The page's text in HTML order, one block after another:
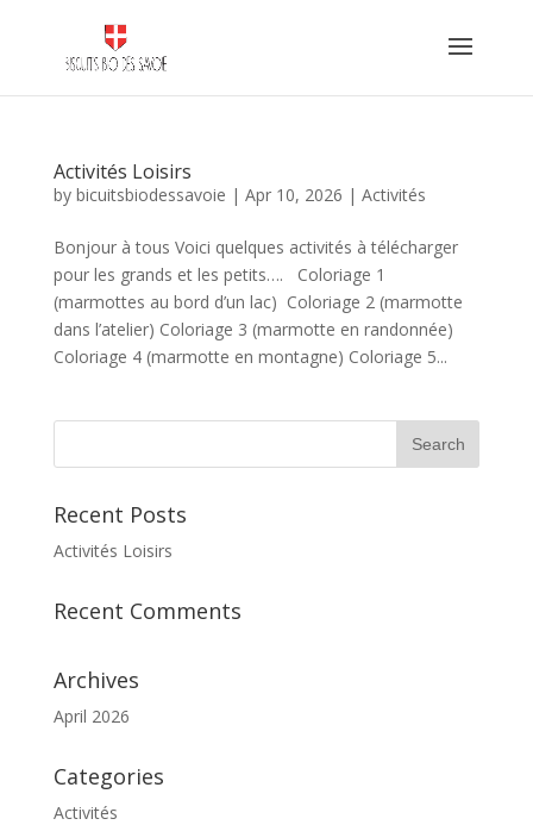
Activités Loisirs
by bicuitsbiodessavoie | Apr 10, 2026 | Activités
Bonjour à tous Voici quelques activités à télécharger
pour les grands et les petits…. Coloriage 1
(marmottes au bord d’un lac) Coloriage 2 (marmotte
dans l’atelier) Coloriage 3 (marmotte en randonnée)
Coloriage 4 (marmotte en montagne) Coloriage 5...
Recent Posts
Activités Loisirs
Recent Comments
Archives
April 2026
Categories
Activités